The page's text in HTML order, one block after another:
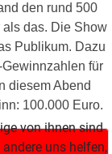
den rund 500
das. Die Show
Publikum. Dazu
für
diesem Abend
100.000 Euro.
von ihnen sind
uns helfen,